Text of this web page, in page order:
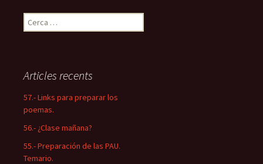
e
:Articles recents
57.- Links para preparar los
poemas.
56.- ¿Clase mañana?
55.- Preparación de las PAU.
Temario.